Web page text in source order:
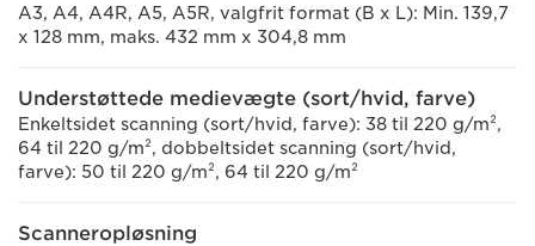
A3, A4, A4R, A5, A5R, valgfrit format (B x L): Min. 139,7
x 128 mm, maks. 432 mm x 304,8 mm
Understøttede medievægte (sort/hvid, farve)
Enkeltsidet scanning (sort/hvid, farve): 38 til 220 g/m²,
64 til 220 g/m², dobbeltsidet scanning (sort/hvid,
farve): 50 til 220 g/m², 64 til 220 g/m²
Scanneropløsning